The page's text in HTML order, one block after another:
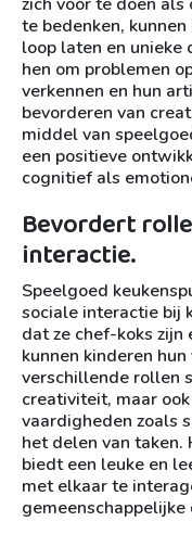
te bedenken,
loop laten en unieke
hen om problemen
verkennen en hun
bevorderen van
middel van
een positieve
cognitief als
Bevordert
interactie.
Speelgoed
sociale interactie bij
dat ze chef-koks zijn
kunnen kinderen
verschillende rollen
creativiteit, maar
vaardigheden zoals
het delen van taken.
biedt een leuke en
met elkaar te
gemeenschappelijke